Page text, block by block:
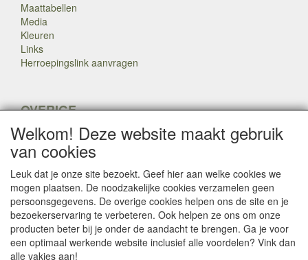
Maattabellen
Media
Kleuren
Links
Herroepingslink aanvragen
OVERIGE
Veteranen
Nieuws
Inkoop
Herroepingslink aanvragen
Copyright Dump Company2009-2025 Webmaster: Dump
Company
Welkom! Deze website maakt gebruik
van cookies
Leuk dat je onze site bezoekt. Geef hier aan welke cookies we
mogen plaatsen. De noodzakelijke cookies verzamelen geen
persoonsgegevens. De overige cookies helpen ons de site en je
bezoekerservaring te verbeteren. Ook helpen ze ons om onze
producten beter bij je onder de aandacht te brengen. Ga je voor
een optimaal werkende website inclusief alle voordelen? Vink dan
alle vakjes aan!